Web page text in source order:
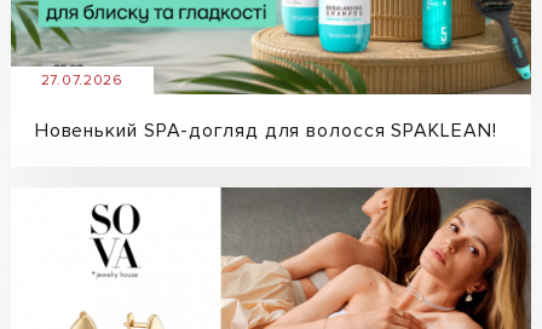
27.07.2026
Новенький SPA-догляд для волосся SPAKLEAN!